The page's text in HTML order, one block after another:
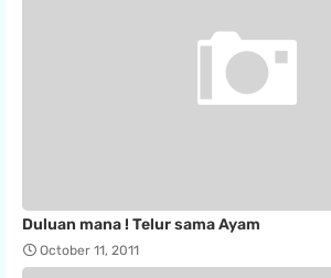
Duluan mana ! Telur sama Ayam
October 11, 2011